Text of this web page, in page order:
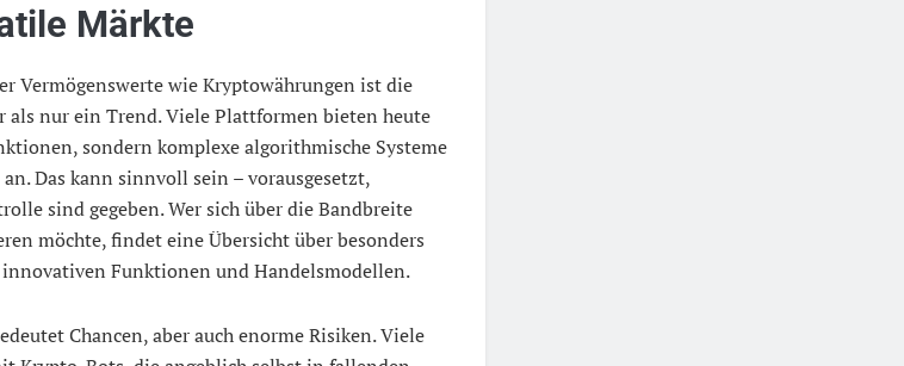
Märkte
Vermögenswerte wie Kryptowährungen ist die
nur ein Trend. Viele Plattformen bieten heute
sondern komplexe algorithmische Systeme
Das kann sinnvoll sein – vorausgesetzt,
sind gegeben. Wer sich über die Bandbreite
möchte, findet eine Übersicht über besonders
Funktionen und Handelsmodellen.
Chancen, aber auch enorme Risiken. Viele